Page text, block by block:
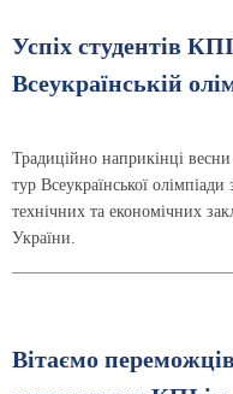
Успіх студентів
Всеукраїнській
Традиційно наприкінці
тур Всеукраїнської
технічних та економічних
України.
Вітаємо